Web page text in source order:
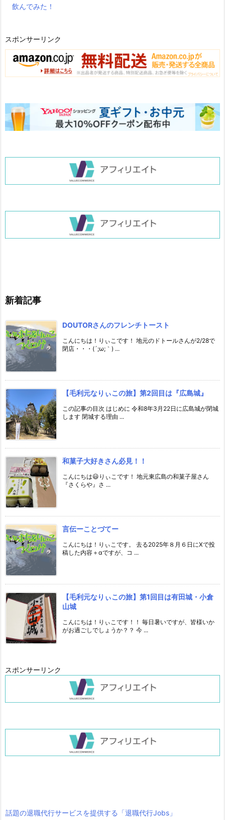
飲んでみた！
スポンサーリンク
新着記事
DOUTORさんのフレンチトースト
こんにちは！りぃこです！ 地元のドトールさんが2/28で
閉店・・・(´;ω;｀) ...
【毛利元なりぃこの旅】第2回目は『広島城』
この記事の目次 はじめに 令和8年3月22日に広島城が閉城
します 閉城する理由 ...
和菓子大好きさん必見！！
こんにちは😃りぃこです！ 地元東広島の和菓子屋さん
『さくらや』さ ...
言伝ーことづてー
こんにちは！りぃこです。 去る2025年８月６日にXで投
稿した内容＋αですが、コ ...
【毛利元なりぃこの旅】第1回目は有田城・小倉
山城
こんにちは！りぃこです！！ 毎日暑いですが、皆様いか
がお過ごしでしょうか？？ 今 ...
スポンサーリンク
話題の退職代行サービスを提供する「退職代行Jobs」